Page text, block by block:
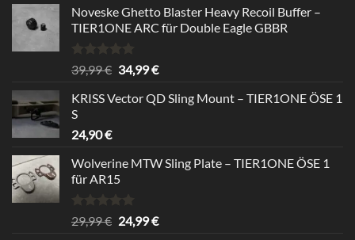
Noveske Ghetto Blaster Heavy Recoil Buffer –
TIER1ONE ARC für Double Eagle GBBR
Rated5.00
out of 5
39,99€ Original
was:
34,99€Current
is:
KRISS Vector QD Sling Mount – TIER1ONE ÖSE 1
S
24,90€
Wolverine MTW Sling Plate – TIER1ONE ÖSE 1
für AR15
Rated5.00
out of 5
29,99€ Original
24,99€Current